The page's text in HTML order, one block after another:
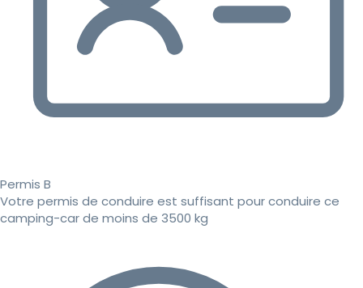
Permis B
Votre permis de conduire est suffisant pour conduire ce
camping-car de moins de 3500 kg